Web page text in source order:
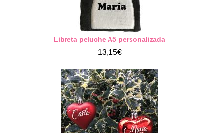
Libreta peluche A5 personalizada
13,15€